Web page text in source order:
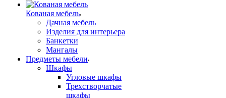
Кованая мебель
Дачная мебель
Изделия для интерьера
Банкетки
Мангалы
Предметы мебели
Шкафы
Угловые шкафы
Трехстворчатые
шкафы